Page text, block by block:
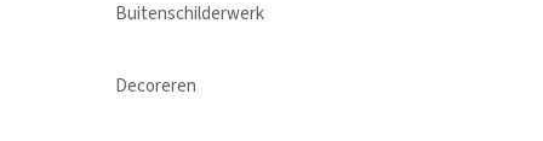
Buitenschilderwerk
Decoreren